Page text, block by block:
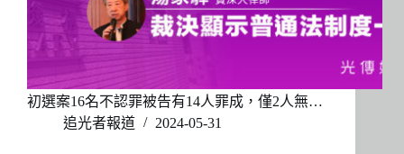
初選案16名不認罪被告有14人罪成，僅2人無…
追光者報道
2024-05-31